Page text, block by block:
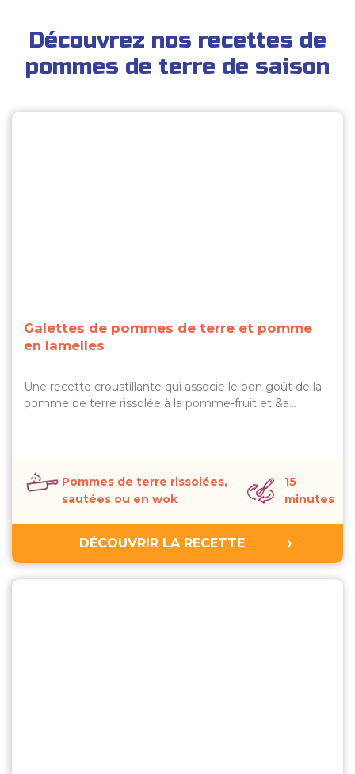
Découvrez nos recettes de
pommes de terre de saison
Galettes de pommes de terre et pomme
en lamelles
Une recette croustillante qui associe le bon goût de la
pomme de terre rissolée à la pomme-fruit et &a…
Pommes de terre rissolées,
sautées ou en wok
15
minutes
DÉCOUVRIR LA RECETTE